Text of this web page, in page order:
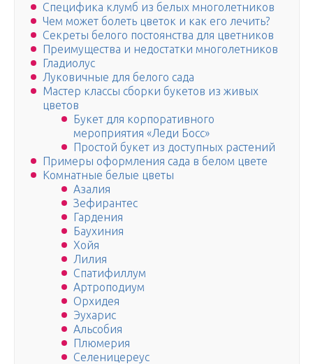
Специфика клумб из белых многолетников
Чем может болеть цветок и как его лечить?
Секреты белого постоянства для цветников
Преимущества и недостатки многолетников
Гладиолус
Луковичные для белого сада
Мастер классы сборки букетов из живых
цветов
Букет для корпоративного
мероприятия «Леди Босс»
Простой букет из доступных растений
Примеры оформления сада в белом цвете
Комнатные белые цветы
Азалия
Зефирантес
Гардения
Баухиния
Хойя
Лилия
Спатифиллум
Артроподиум
Орхидея
Эухарис
Альсобия
Плюмерия
Селеницереус